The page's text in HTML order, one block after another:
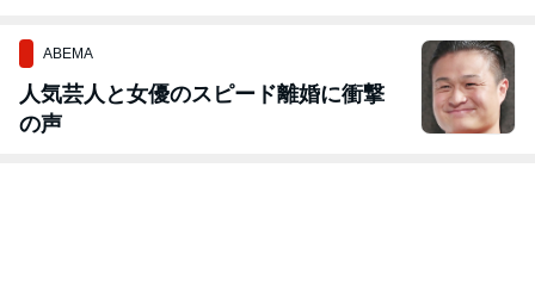
ABEMA
人気芸人と女優のスピード離婚に衝撃
の声